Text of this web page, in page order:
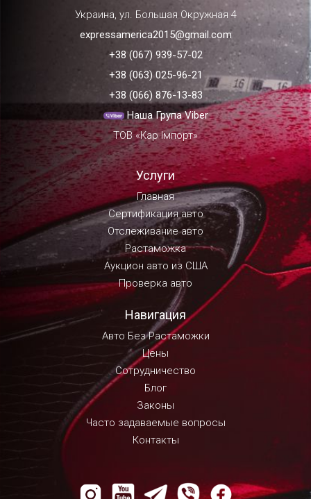
Украина, ул. Большая Окружная 4
expressamerica2015@gmail.com
+38 (067) 939-57-02
+38 (063) 025-96-21
+38 (066) 876-13-83
Наша Група Viber
ТОВ «Кар Імпорт»
Услуги
Главная
Сертификация авто
Отслеживание авто
Растаможка
Аукцион авто из США
Проверка авто
Навигация
Авто Без Растаможки
Цены
Сотрудничество
Блог
Законы
Часто задаваемые вопросы
Контакты